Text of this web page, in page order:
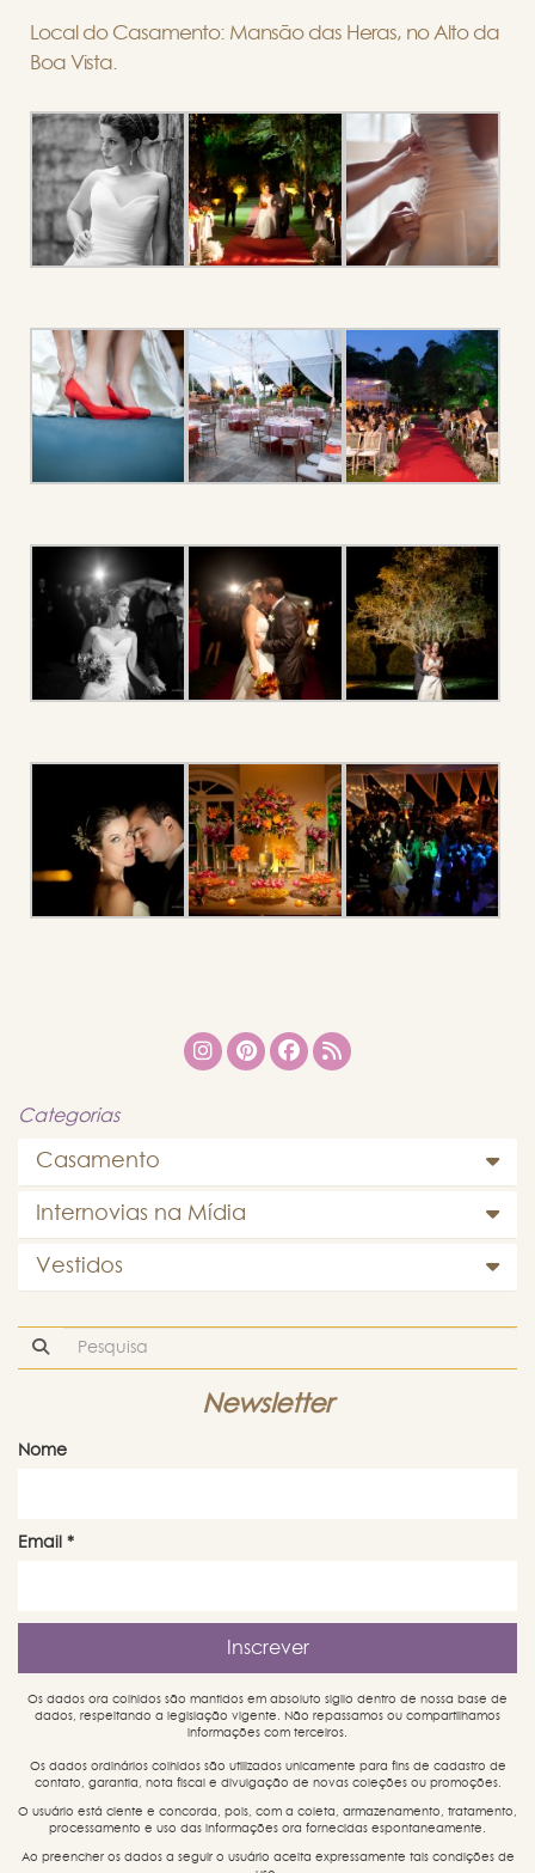
Local do Casamento: Mansão das Heras, no Alto da
Boa Vista.
Categorias
Casamento
Internovias na Mídia
Vestidos
Newsletter
Nome
Email *
Os dados ora colhidos são mantidos em absoluto sigilo dentro de nossa base de
dados, respeitando a legislação vigente. Não repassamos ou compartilhamos
informações com terceiros.
Os dados ordinários colhidos são utilizados unicamente para fins de cadastro de
contato, garantia, nota fiscal e divulgação de novas coleções ou promoções.
O usuário está ciente e concorda, pois, com a coleta, armazenamento, tratamento,
processamento e uso das informações ora fornecidas espontaneamente.
Ao preencher os dados a seguir o usuário aceita expressamente tais condições de